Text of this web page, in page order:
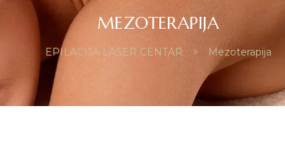
MEZOTERAPIJA
EPILACIJA LASER CENTAR > Mezoterapija